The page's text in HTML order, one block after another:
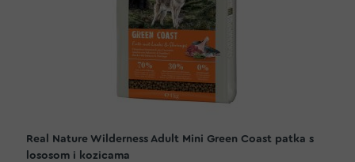
Real Nature Wilderness Adult Mini Green Coast patka s
lososom i kozicama